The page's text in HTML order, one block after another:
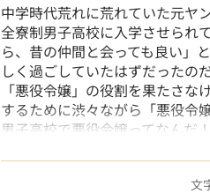
中学時代荒れに荒れていた元ヤ
全寮制男子高校に入学させられ
ら、昔の仲間と会っても良い」
しく過ごしていたはずだったの
「悪役令嬢」の役割を果たさ
するために渋々ながら「悪役令
男子高校で悪役令嬢ってなんだ
のだった。 ＊総受け傾向 ＊コ
でのみR18描写があります 第9
文